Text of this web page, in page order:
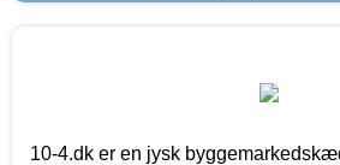
10-4.dk er en jysk